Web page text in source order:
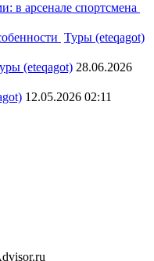
в арсенале спортсмена
Туры (eteqagot)
(eteqagot) 28.06.2026
12.05.2026 02:11